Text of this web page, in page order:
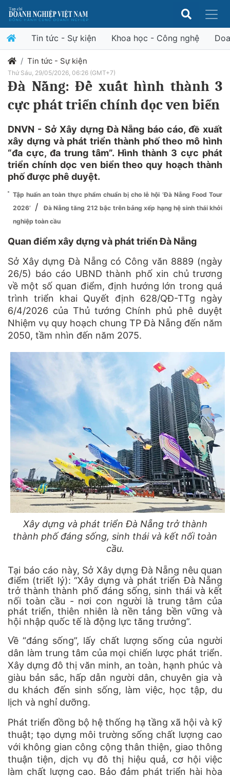
Tin tức - Sự kiện Khoa học - Công nghệ
Tin tức - Sự kiện
Thứ Sáu, 29/05/2026, 06:26 (GMT+7)
Đà Nẵng: Đề xuất hình thành 3
cực phát triển chính dọc ven biển
DNVN - Sở Xây dựng Đà Nẵng báo cáo, đề xuất
xây dựng và phát triển thành phố theo mô hình
“đa cực, đa trung tâm”. Hình thành 3 cực phát
triển chính dọc ven biển theo quy hoạch thành
phố được phê duyệt.
Tập huấn an toàn thực phẩm chuẩn bị cho lễ hội ‘Đà Nẵng Food Tour
2026’ /
Đà Nẵng tăng 212 bậc trên bảng xếp hạng hệ sinh thái khởi
nghiệp toàn cầu
Quan điểm xây dựng và phát triển Đà Nẵng
Sở Xây dựng Đà Nẵng có Công văn 8889 (ngày
26/5) báo cáo UBND thành phố xin chủ trương
về một số quan điểm, định hướng lớn trong quá
trình triển khai Quyết định 628/QĐ-TTg ngày
6/4/2026 của Thủ tướng Chính phủ phê duyệt
Nhiệm vụ quy hoạch chung TP Đà Nẵng đến năm
2050, tầm nhìn đến năm 2075.
Xây dựng và phát triển Đà Nẵng trở thành
thành phố đáng sống, sinh thái và kết nối toàn
cầu.
Tại báo cáo này, Sở Xây dựng Đà Nẵng nêu quan
điểm (triết lý): “Xây dựng và phát triển Đà Nẵng
trở thành thành phố đáng sống, sinh thái và kết
nối toàn cầu - nơi con người là trung tâm của
phát triển, thiên nhiên là nền tảng bền vững và
hội nhập quốc tế là động lực tăng trưởng”.
Về “đáng sống”, lấy chất lượng sống của người
dân làm trung tâm của mọi chiến lược phát triển.
Xây dựng đô thị văn minh, an toàn, hạnh phúc và
giàu bản sắc, hấp dẫn người dân, chuyên gia và
du khách đến sinh sống, làm việc, học tập, du
lịch và nghỉ dưỡng.
Phát triển đồng bộ hệ thống hạ tầng xã hội và kỹ
thuật; tạo dựng môi trường sống chất lượng cao
với không gian công cộng thân thiện, giao thông
thuận tiện, dịch vụ đô thị hiệu quả, cơ hội việc
làm chất lượng cao. Bảo đảm phát triển hài hòa